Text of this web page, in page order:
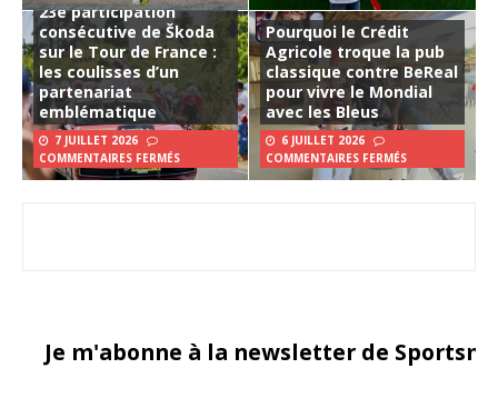
23e participation
consécutive de Škoda
sur le Tour de France :
les coulisses d’un
partenariat
emblématique
7 JUILLET 2026
COMMENTAIRES FERMÉS
Pourquoi le Crédit
Agricole troque la pub
classique contre BeReal
pour vivre le Mondial
avec les Bleus
6 JUILLET 2026
COMMENTAIRES FERMÉS
Je m'abonne à la newsletter de